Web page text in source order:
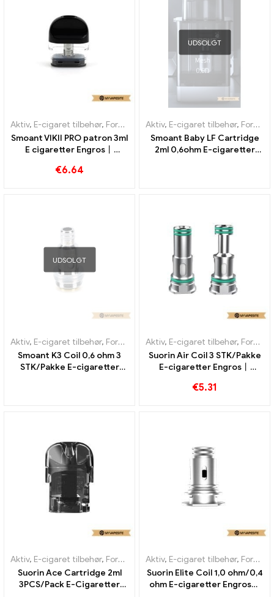
Aktiv, E-cigaret tilbehør, Fordamper
Smoant VIKII PRO patron 3ml
E cigaretter Engros丨
€6.64
UDSOLGT
Aktiv, E-cigaret tilbehør, Fordamper
Smoant Baby LF Cartridge
2ml 0,6ohm E-cigaretter
UDSOLGT
Aktiv, E-cigaret tilbehør, Fordamper
Smoant K3 Coil 0,6 ohm 3
STK/Pakke E-cigaretter
Aktiv, E-cigaret tilbehør, Fordamper
Suorin Air Coil 3 STK/Pakke
E-cigaretter Engros丨
€5.31
Aktiv, E-cigaret tilbehør, Fordamper
Suorin Ace Cartridge 2ml
3PCS/Pack E-Cigaretter
Aktiv, E-cigaret tilbehør, Fordamper
Suorin Elite Coil 1,0 ohm/0,4
ohm E-cigaretter Engros丨